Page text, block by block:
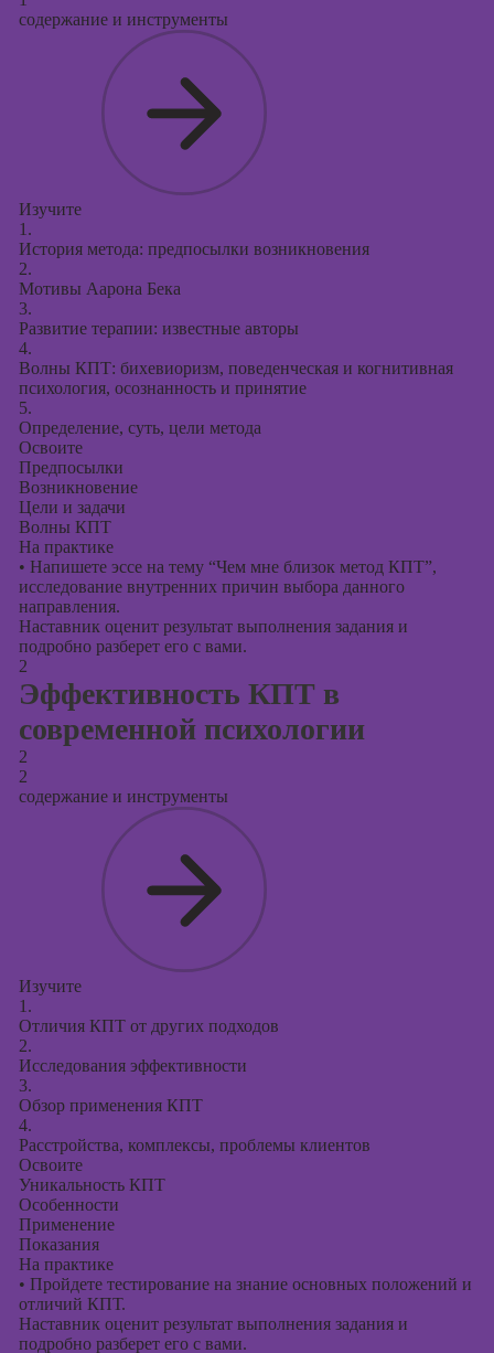
содержание и инструменты
Изучите
1.
История метода: предпосылки возникновения
2.
Мотивы Аарона Бека
3.
Развитие терапии: известные авторы
4.
Волны КПТ: бихевиоризм, поведенческая и когнитивная
психология, осознанность и принятие
5.
Определение, суть, цели метода
Освоите
Предпосылки
Возникновение
Цели и задачи
Волны КПТ
На практике
• Напишете эссе на тему “Чем мне близок метод КПТ”,
исследование внутренних причин выбора данного
направления.
Наставник оценит результат выполнения задания и
подробно разберет его с вами.
2
Эффективность КПТ в
современной психологии
2
2
содержание и инструменты
Изучите
1.
Отличия КПТ от других подходов
2.
Исследования эффективности
3.
Обзор применения КПТ
4.
Расстройства, комплексы, проблемы клиентов
Освоите
Уникальность КПТ
Особенности
Применение
Показания
На практике
• Пройдете тестирование на знание основных положений и
отличий КПТ.
Наставник оценит результат выполнения задания и
подробно разберет его с вами.